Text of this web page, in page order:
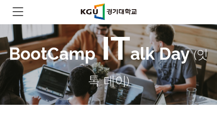
BootCamp ITalk Day (잇
톡 데이)